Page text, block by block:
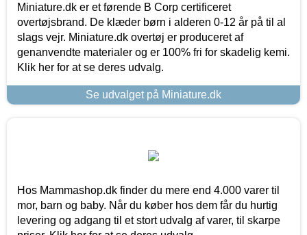
Miniature.dk er et førende B Corp certificeret
overtøjsbrand. De klæder børn i alderen 0-12 år på til al
slags vejr. Miniature.dk overtøj er produceret af
genanvendte materialer og er 100% fri for skadelig kemi.
Klik her for at se deres udvalg.
Se udvalget på Miniature.dk
Hos Mammashop.dk finder du mere end 4.000 varer til
mor, barn og baby. Når du køber hos dem får du hurtig
levering og adgang til et stort udvalg af varer, til skarpe